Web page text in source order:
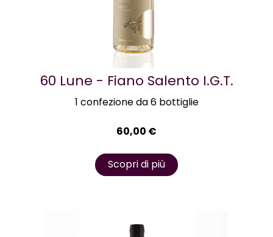
60 Lune - Fiano Salento I.G.T.
1 confezione da 6 bottiglie
60,00 €
Scopri di più